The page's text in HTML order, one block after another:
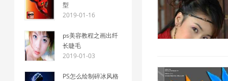
型
2019-01-16
ps美容教程之画出纤
长睫毛
2019-01-03
PS怎么绘制碎冰风格